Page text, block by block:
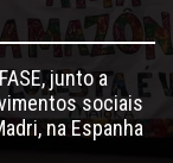
junto a
sociais
na Espanha